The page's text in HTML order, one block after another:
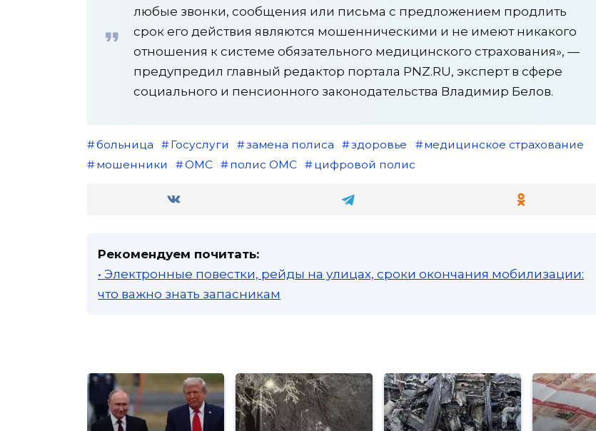
любые звонки, сообщения или письма с предложением продлить
срок его действия являются мошенническими и не имеют никакого
отношения к системе обязательного медицинского страхования», —
предупредил главный редактор портала PNZ.RU, эксперт в сфере
социального и пенсионного законодательства Владимир Белов.
больница Госуслуги замена полиса здоровье
медицинское страхование
мошенники
ОМС полис ОМС цифровой полис
Рекомендуем почитать:
• Электронные повестки, рейды на улицах, сроки окончания мобилизации:
что важно знать запасникам